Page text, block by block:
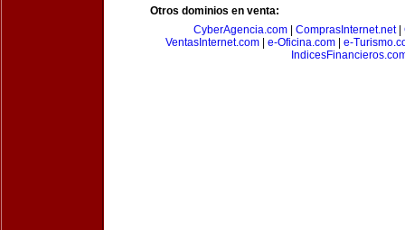
Otros dominios en venta:
CyberAgencia.com| ComprasInternet.net|
VentasInternet.com
e-Oficina.com
e-